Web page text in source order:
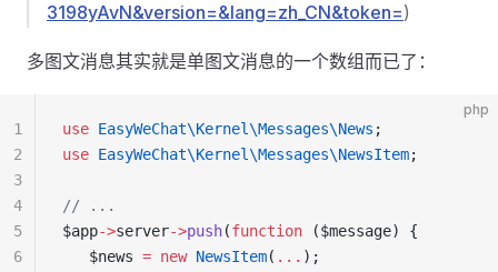
3198yAvN&version=&lang=zh_CN&token=)
多图文消息其实就是单图文消息的一个数组而已了：
php
use EasyWeChat\Kernel\Messages\News ;
use EasyWeChat\Kernel\Messages\NewsItem;
// ...
$app->server->push(function ($message) {
   $news
= new NewsItem( ... );
1
2
3
4
5
6